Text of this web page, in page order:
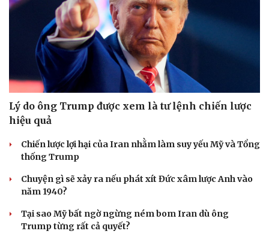
Lý do ông Trump được xem là tư lệnh chiến lược
hiệu quả
Chiến lược lợi hại của Iran nhằm làm suy yếu Mỹ và Tổng
thống Trump
Chuyện gì sẽ xảy ra nếu phát xít Đức xâm lược Anh vào
năm 1940?
Tại sao Mỹ bất ngờ ngừng ném bom Iran dù ông
Trump từng rất cả quyết?